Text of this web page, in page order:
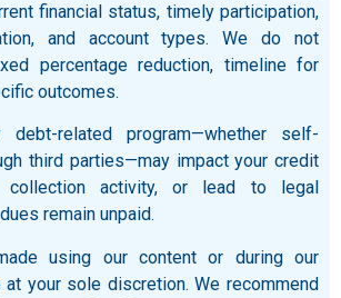
financial status, timely participation,
and account types. We do not
percentage reduction, timeline for
outcomes.
debt-related program—whether self-
third parties—may impact your credit
collection activity, or lead to legal
remain unpaid.
using our content or during our
at your sole discretion. We recommend